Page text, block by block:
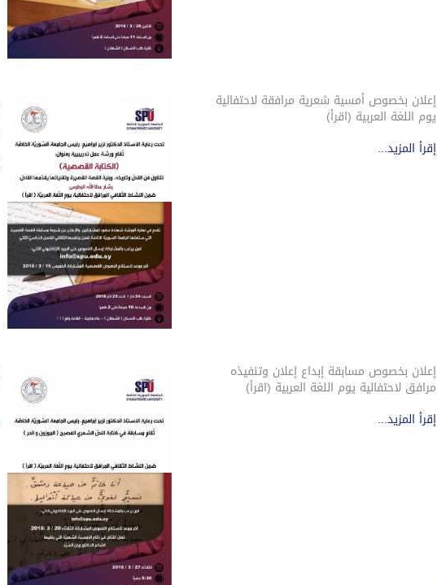
إعلان بخصوص أمسية شعرية مرافقة لاحتفالية
يوم اللغة العربية (اقرأ)
إقرأ المزيد...
إعلان بخصوص مسابقة إبداع إعلان وتنفيذه
مرافق لاحتفالية يوم اللغة العربية (اقرأ)
إقرأ المزيد...